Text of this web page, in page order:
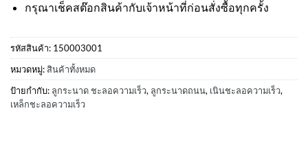
กรุณาเช็คสต๊อกสินค้ากับเจ้าหน้าที่ก่อนสั่งซื้อทุกครั้ง
รหัสสินค้า: 150003001
หมวดหมู่: สินค้าทั้งหมด
ป้ายกำกับ: ลูกระนาด ชะลอความเร็ว, ลูกระนาดถนน, เนินชะลอความเร็ว,
เหล็กชะลอความเร็ว